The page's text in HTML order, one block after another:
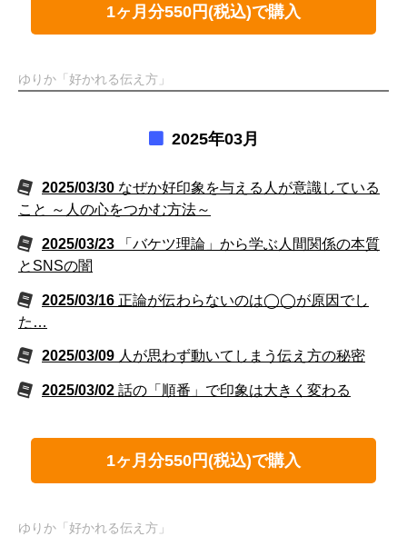
1ヶ月分550円(税込)で購入
ゆりか「好かれる伝え方」
2025年03月
2025/03/30 なぜか好印象を与える人が意識している
こと ～人の心をつかむ方法～
2025/03/23
「バケツ理論」から学ぶ人間関係の本質
とSNSの闇
2025/03/16 正論が伝わらないのは◯◯が原因でし
た…
2025/03/09 人が思わず動いてしまう伝え方の秘密
2025/03/02 話の「順番」で印象は大きく変わる
1ヶ月分550円(税込)で購入
ゆりか「好かれる伝え方」